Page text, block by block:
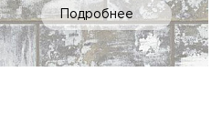
Подробнее